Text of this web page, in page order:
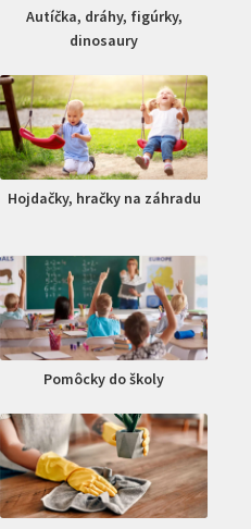
Autíčka, dráhy, figúrky,
dinosaury
Hojdačky, hračky na záhradu
Pomôcky do školy